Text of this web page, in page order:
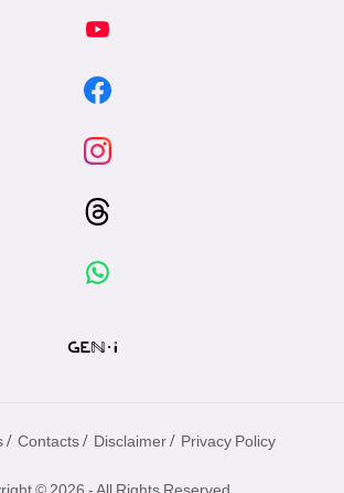
/ Contacts / Disclaimer / Privacy Policy